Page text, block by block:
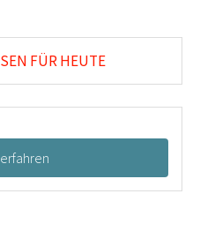
FÜR HEUTE